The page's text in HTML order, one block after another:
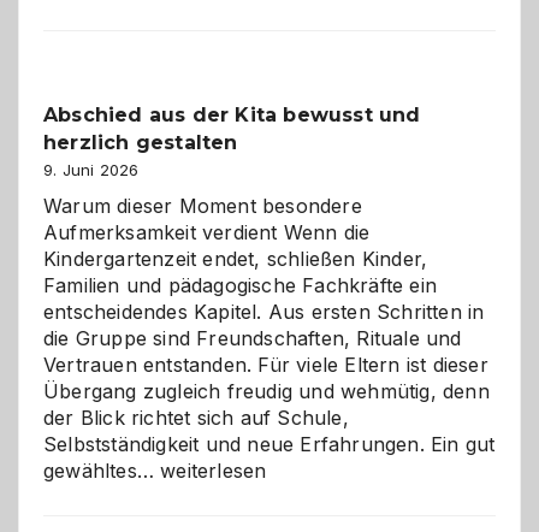
verstehen
Abschied aus der Kita bewusst und
herzlich gestalten
9. Juni 2026
Warum dieser Moment besondere
Aufmerksamkeit verdient Wenn die
Kindergartenzeit endet, schließen Kinder,
Familien und pädagogische Fachkräfte ein
entscheidendes Kapitel. Aus ersten Schritten in
die Gruppe sind Freundschaften, Rituale und
Vertrauen entstanden. Für viele Eltern ist dieser
Übergang zugleich freudig und wehmütig, denn
der Blick richtet sich auf Schule,
Selbstständigkeit und neue Erfahrungen. Ein gut
gewähltes…Abschied
weiterlesen